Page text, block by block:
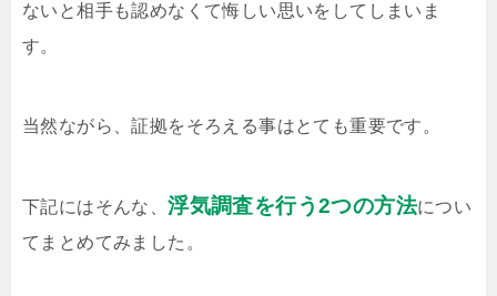
ないと相手も認めなくて悔しい思いをしてしまいま
す。
当然ながら、証拠をそろえる事はとても重要です。
下記にはそんな、浮気調査を行う2つの方法につい
てまとめてみました。